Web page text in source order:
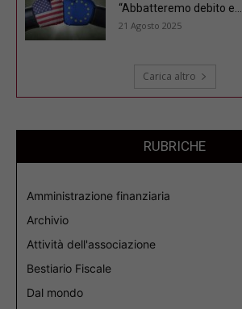
“Abbatteremo debito e...
21 Agosto 2025
Carica altro
RUBRICHE
Amministrazione finanziaria
Archivio
Attività dell'associazione
Bestiario Fiscale
Dal mondo